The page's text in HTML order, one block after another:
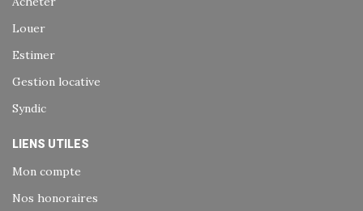
Louer
Estimer
Gestion locative
Syndic
LIENS UTILES
Mon compte
Nos honoraires